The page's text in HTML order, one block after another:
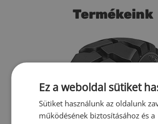
Termékeink
Ez a weboldal sütiket
Sütiket használunk az oldalunk
működésének biztosításához és a